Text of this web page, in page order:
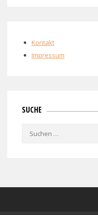
Kontakt
Impressum
SUCHE
Suchen